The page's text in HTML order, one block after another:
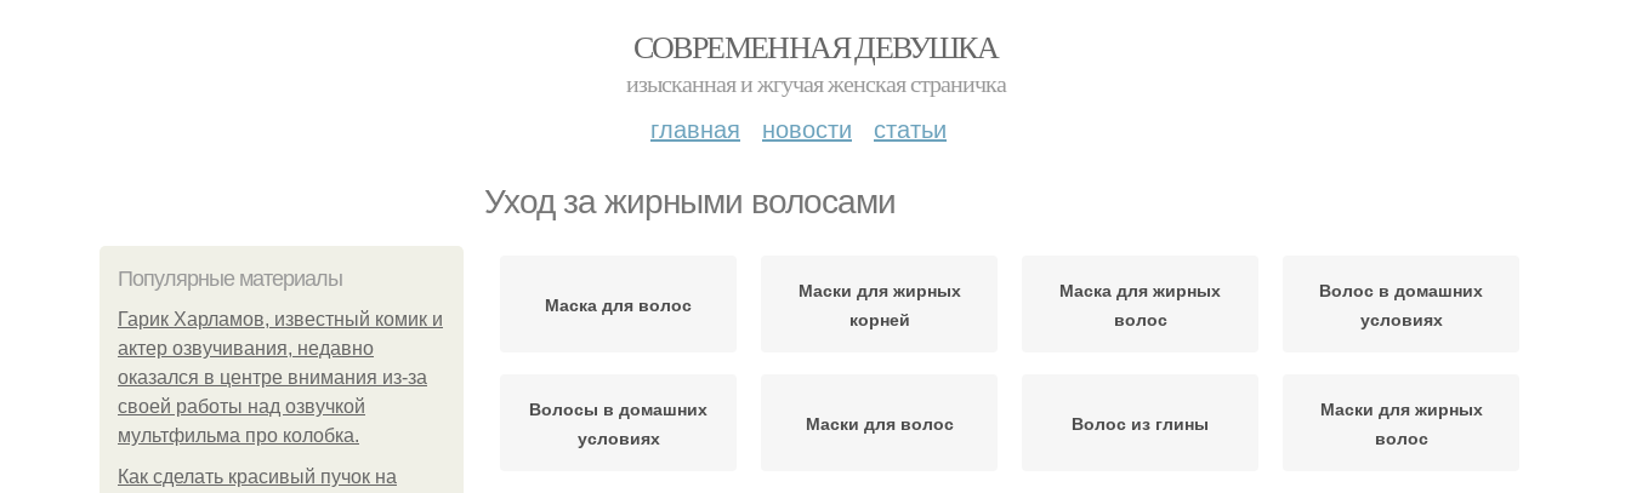
СОВРЕМЕННАЯ ДЕВУШКА
изысканная и жгучая женская страничка
главная новости статьи
Уход за жирными волосами
Популярные материалы
Гарик Харламов, известный комик и
актер озвучивания, недавно
оказался в центре внимания из-за
своей работы над озвучкой
мультфильма про колобка.
Как сделать красивый пучок на
Маска для волос
Маски для жирных
корней
Маска для жирных
волос
Волос в домашних
условиях
Волосы в домашних
условиях
Маски для волос Волос из глины
Маски для жирных
волос